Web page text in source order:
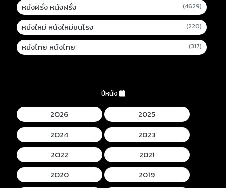
หนังฝรั่ง หนังฝรั่ง (4629)
หนังใหม่ หนังใหม่ชนโรง (220)
หนังไทย หนังไทย (317)
ปีหนัง
2026
2025
2024
2023
2022
2021
2020
2019